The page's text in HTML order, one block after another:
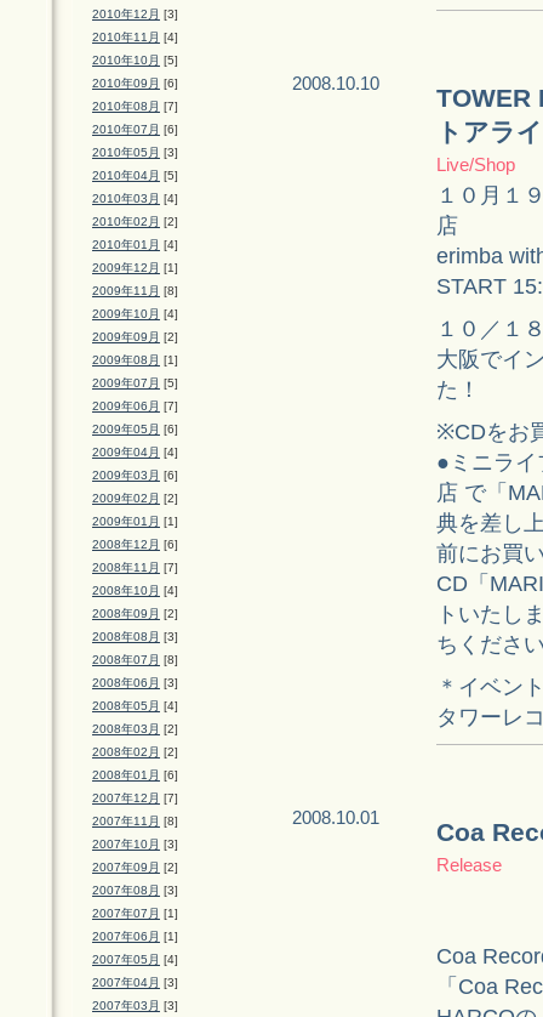
2010年12月 [3]
2010年11月 [4]
2010年10月 [5]
2010年09月 [6]
2010年08月 [7]
2010年07月 [6]
2010年05月 [3]
2010年04月 [5]
2010年03月 [4]
2010年02月 [2]
2010年01月 [4]
2009年12月 [1]
2009年11月 [8]
2009年10月 [4]
2009年09月 [2]
2009年08月 [1]
2009年07月 [5]
2009年06月 [7]
2009年05月 [6]
2009年04月 [4]
2009年03月 [6]
2009年02月 [2]
2009年01月 [1]
2008年12月 [6]
2008年11月 [7]
2008年10月 [4]
2008年09月 [2]
2008年08月 [3]
2008年07月 [8]
2008年06月 [3]
2008年05月 [4]
2008年03月 [2]
2008年02月 [2]
2008年01月 [6]
2007年12月 [7]
2007年11月 [8]
2007年10月 [3]
2007年09月 [2]
2007年08月 [3]
2007年07月 [1]
2007年06月 [1]
2007年05月 [4]
2007年04月 [3]
2007年03月 [3]
2008.10.10
TOWER
トアラ
Live/Shop
１０月１
店
erimba
START
１０／１
大阪でイ
た！
※CDをお
●ミニラ
店 で「
典を差し
前にお買
CD「
トいたし
ちくださ
＊イベン
タワーレ
2008.10.01
Coa
Release
Coa
「Coa